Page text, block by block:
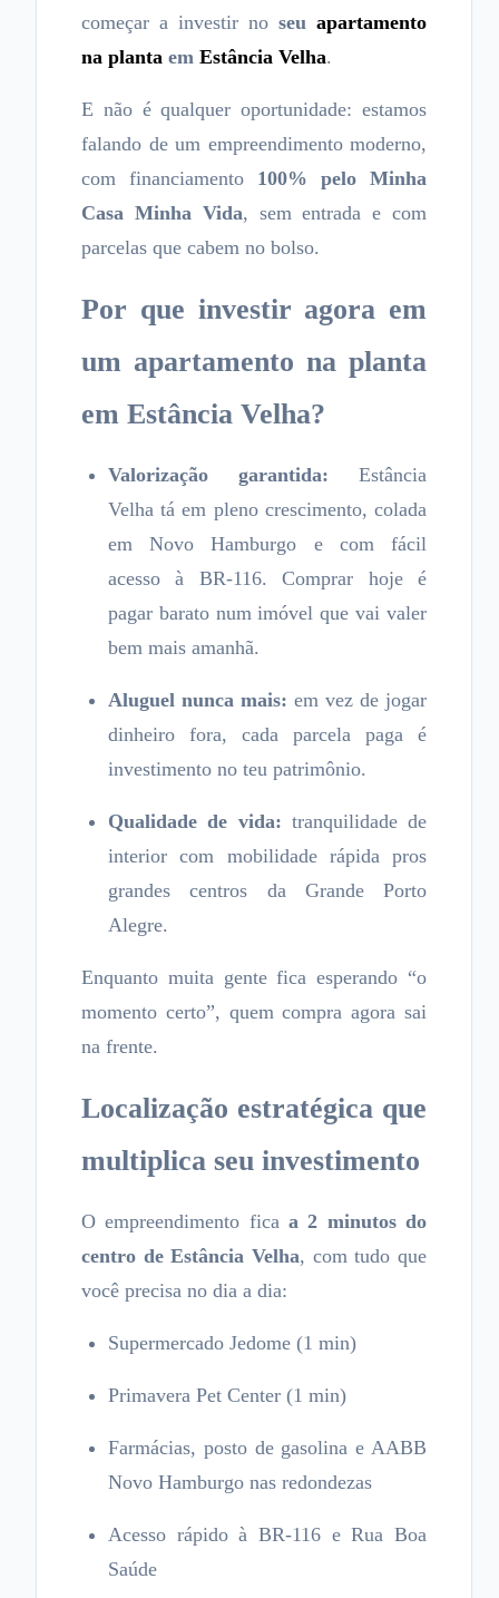
começar a investir no seu apartamento
na planta em Estância Velha.
E não é qualquer oportunidade: estamos
falando de um empreendimento moderno,
com financiamento 100% pelo Minha
Casa Minha Vida, sem entrada e com
parcelas que cabem no bolso.
Por que investir agora em
um apartamento na planta
em Estância Velha?
Valorização garantida: Estância
Velha tá em pleno crescimento, colada
em Novo Hamburgo e com fácil
acesso à BR-116. Comprar hoje é
pagar barato num imóvel que vai valer
bem mais amanhã.
Aluguel nunca mais: em vez de jogar
dinheiro fora, cada parcela paga é
investimento no teu patrimônio.
Qualidade de vida: tranquilidade de
interior com mobilidade rápida pros
grandes centros da Grande Porto
Alegre.
Enquanto muita gente fica esperando “o
momento certo”, quem compra agora sai
na frente.
Localização estratégica que
multiplica seu investimento
O empreendimento fica a 2 minutos do
centro de Estância Velha, com tudo que
você precisa no dia a dia:
Supermercado Jedome (1 min)
Primavera Pet Center (1 min)
Farmácias, posto de gasolina e AABB
Novo Hamburgo nas redondezas
Acesso rápido à BR-116 e Rua Boa
Saúde